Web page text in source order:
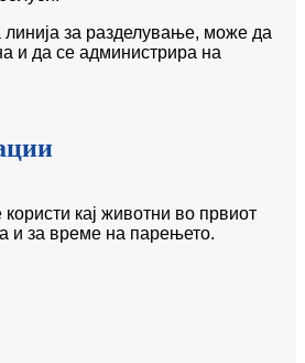
линија за разделување, може да
и да се администрира на
кај животни во првиот
и за време на парењето.